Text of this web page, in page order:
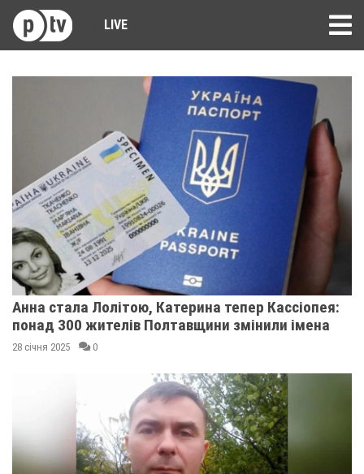
LIVE
Анна стала Лолітою, Катерина тепер Кассіопея:
понад 300 жителів Полтавщини змінили імена
28 січня 2025 0